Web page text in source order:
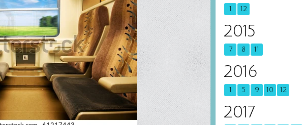
1 12
2015
7 8 11
2016
1 5 9 10 12
2017